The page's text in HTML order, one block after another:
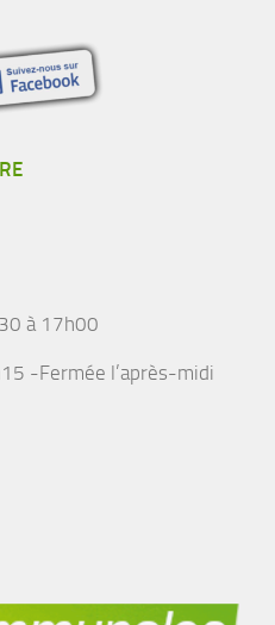
à 17h00
-Fermée l’après-midi